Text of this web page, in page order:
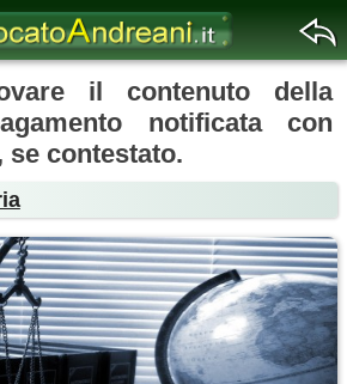
il contenuto della
notificata con
se contestato.